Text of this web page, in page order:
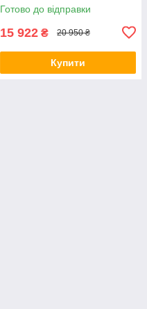
Готово до відправки
15 922 ₴ 20 950 ₴
Купити